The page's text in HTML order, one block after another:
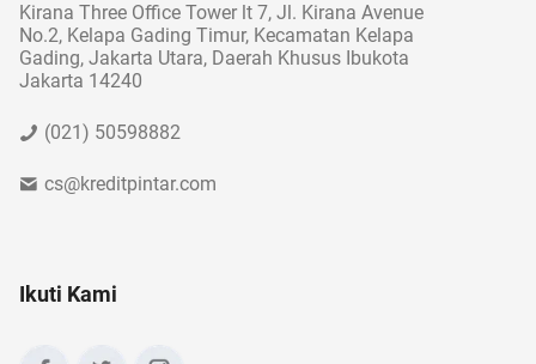
Kirana Three Office Tower lt 7, Jl. Kirana Avenue
No.2, Kelapa Gading Timur, Kecamatan Kelapa
Gading, Jakarta Utara, Daerah Khusus Ibukota
Jakarta 14240
(021) 50598882
cs@kreditpintar.com
Ikuti Kami